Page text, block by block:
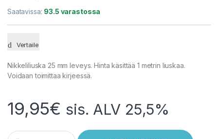
Saatavissa: 93.5 varastossa
Vertaile
Nikkeliliuska 25 mm leveys. Hinta käsittää 1 metrin liuskaa.
Voidaan toimittaa kirjeessä.
19,95€ sis. ALV 25,5%
Nikkeli (Ni) liuska 25 mm x 0,15 mm akkupakettien